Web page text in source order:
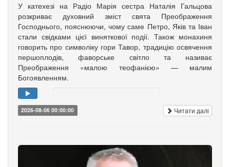
У катехезі на Радіо Марія сестра Наталія Гальцова
розкриває духовний зміст свята Преображення
Господнього, пояснюючи, чому саме Петро, Яків та Іван
стали свідками цієї виняткової події. Також монахиня
говорить про символіку гори Тавор, традицію освячення
першоплодів, фаворське світло та називає
Преображення «малою теофанією» — малим
Богоявленням.
2026-08-06 00:00:00 Читати далі